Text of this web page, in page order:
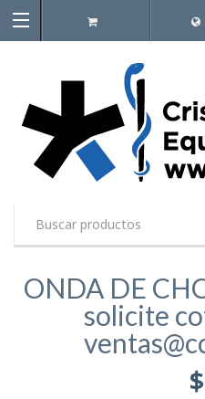
ONDA DE
solicite